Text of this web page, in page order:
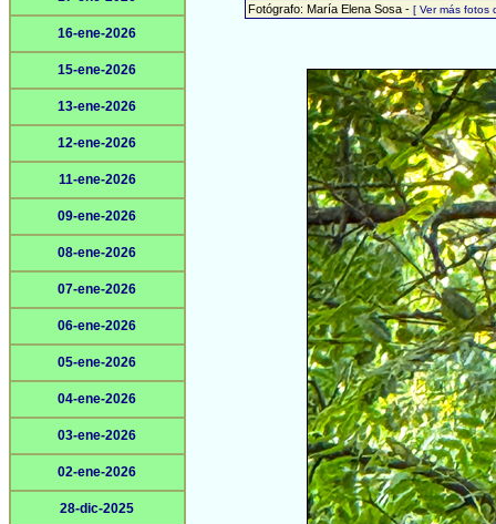
16-ene-2026
15-ene-2026
13-ene-2026
12-ene-2026
11-ene-2026
09-ene-2026
08-ene-2026
07-ene-2026
06-ene-2026
05-ene-2026
04-ene-2026
03-ene-2026
02-ene-2026
28-dic-2025
Fotógrafo: María Elena Sosa - [ Ver más fotos